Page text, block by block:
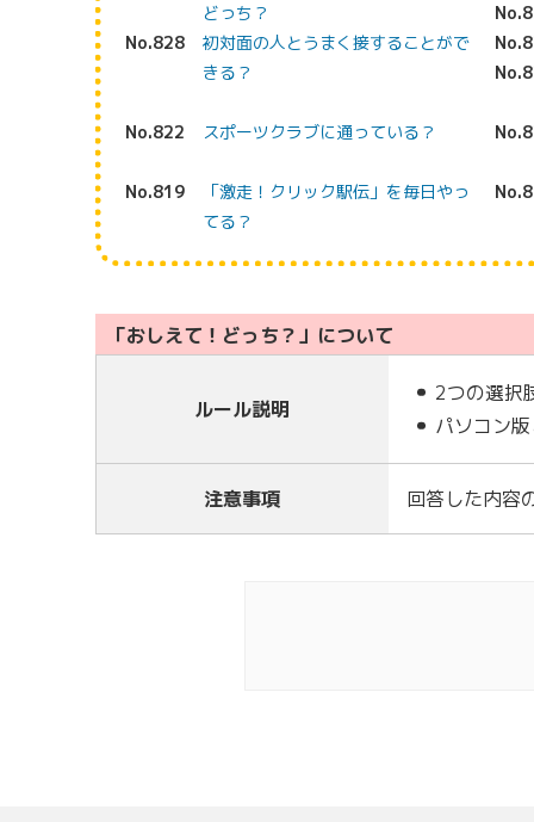
どっち？
No.828
初対面の人とうまく接することがで
きる？
No.822 スポーツクラブに通っている？
No.819
「激走！クリック駅伝」を毎日やっ
てる？
「おしえて！どっち？」について
ルール説明
2つの選択
パソコン
注意事項 回答した内容